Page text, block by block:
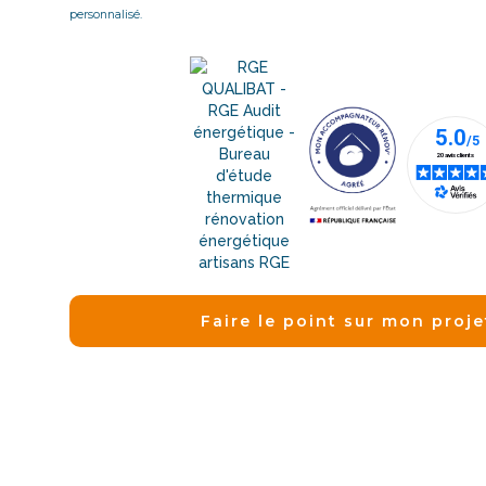
personnalisé.
Faire le point sur mon